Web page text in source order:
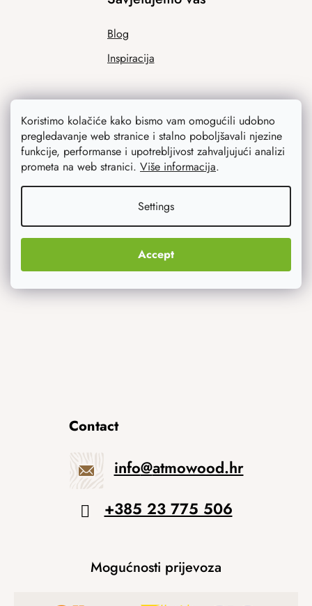
Koristimo kolačiće kako bismo vam omogućili udobno
pregledavanje web stranice i stalno poboljšavali njezine
funkcije, performanse i upotrebljivost zahvaljujući analizi
prometa na web stranici. Više informacija.
Settings
Accept
Blog
Inspiracija
Noviteti
Originalni pokloni
Contact
info@atmowood.hr
+385 23 775 506
Mogućnosti prijevoza